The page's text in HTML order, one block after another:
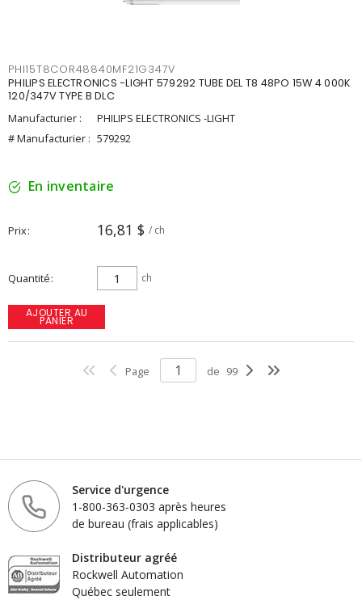
PHI15T8COR48840MF21G347V
PHILIPS ELECTRONICS -LIGHT 579292 TUBE DEL T8 48PO 15W 4 000K
120/347V TYPE B DLC
Manufacturier :
PHILIPS ELECTRONICS -LIGHT
# Manufacturier : 579292
En inventaire
Prix 16,81 $ / ch
Quantité ch
AJOUTER AU
PANIER
Page de 99
Service d'urgence
1-800-363-0303 après heures
de bureau (frais applicables)
Distributeur agréé
Rockwell Automation
Québec seulement